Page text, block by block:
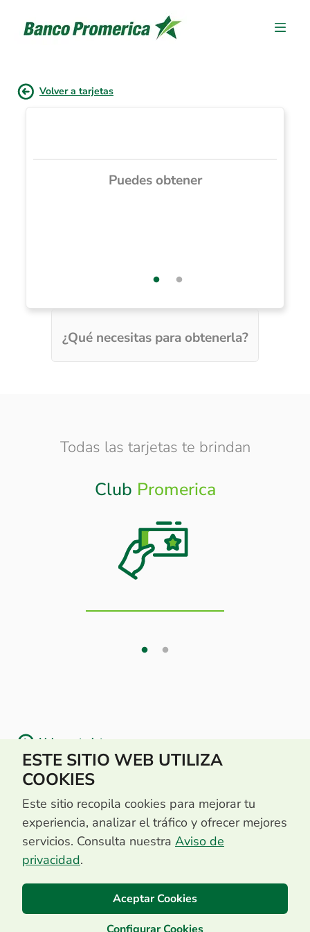
Volver a tarjetas
Puedes obtener
¿Qué necesitas para obtenerla?
Todas las tarjetas te brindan
Club Promerica
OtrosBeneficios
Volver a tarjetas
ESTE SITIO WEB UTILIZA
COOKIES
Este sitio recopila cookies para mejorar tu
experiencia, analizar el tráfico y ofrecer mejores
servicios. Consulta nuestra Aviso de
privacidad.
Aceptar Cookies